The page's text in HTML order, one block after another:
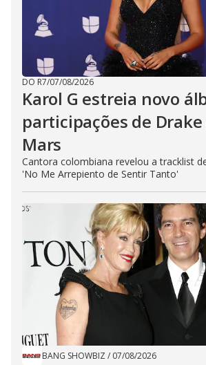
DO R7/07/08/2026
Karol G estreia novo
participações de
Mars
Cantora colombiana revelou a ​tracklist
'No Me Arrepiento de Sentir Tanto'
BANG SHOWBIZ / 07/08/2026